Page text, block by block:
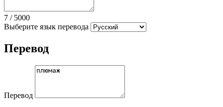
7 / 5000
Выберите язык перевода
Перевод
Перевод